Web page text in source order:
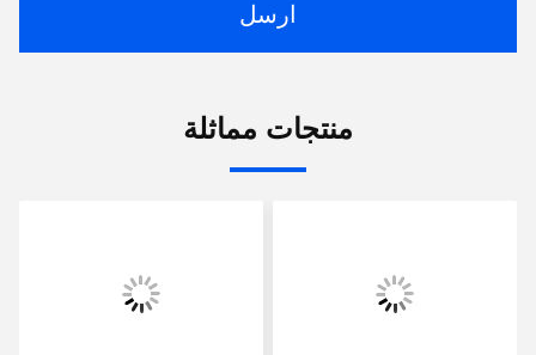
ارسل
منتجات مماثلة